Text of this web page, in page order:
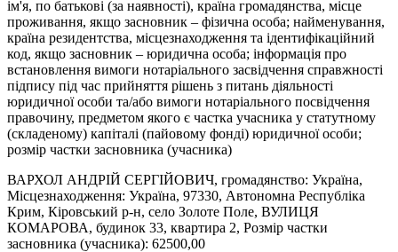
ім'я, по батькові (за наявності), країна громадянства, місце
проживання, якщо засновник – фізична особа; найменування,
країна резидентства, місцезнаходження та ідентифікаційний
код, якщо засновник – юридична особа; інформація про
встановлення вимоги нотаріального засвідчення справжності
підпису під час прийняття рішень з питань діяльності
юридичної особи та/або вимоги нотаріального посвідчення
правочину, предметом якого є частка учасника у статутному
(складеному) капіталі (пайовому фонді) юридичної особи;
розмір частки засновника (учасника)
ВАРХОЛ АНДРІЙ СЕРГІЙОВИЧ, громадянство: Україна,
Місцезнаходження: Україна, 97330, Автономна Республіка
Крим, Кіровський р-н, село Золоте Поле, ВУЛИЦЯ
КОМАРОВА, будинок 33, квартира 2, Розмір частки
засновника (учасника): 62500,00